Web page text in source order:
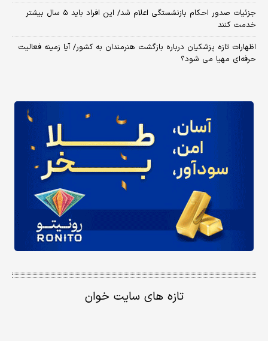
جزئیات صدور احکام بازنشستگی اعلام شد/ این افراد باید ۵ سال بیشتر
خدمت کنند
اظهارات تازه پزشکیان درباره بازگشت هنرمندان به کشور/ آیا زمینه فعالیت
حرفه‌ای مهیا می شود؟
تازه های سایت خوان